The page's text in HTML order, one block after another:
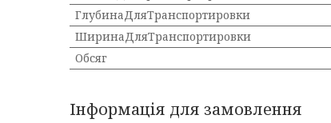
ГлубинаДляТранспортировки
ШиринаДляТранспортировки
Обсяг
Інформація для замовлення